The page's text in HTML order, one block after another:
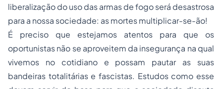
liberalização do uso das armas de fogo será desastrosa
para a nossa sociedade: as mortes multiplicar-se-ão!
É preciso que estejamos atentos para que os
oportunistas não se aproveitem da insegurança na qual
vivemos no cotidiano e possam pautar as suas
bandeiras totalitárias e fascistas. Estudos como esse